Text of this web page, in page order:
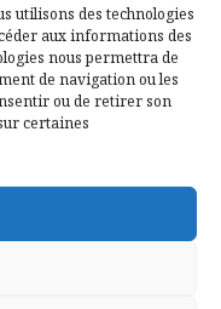
utilisons des technologies
aux informations des
nous permettra de
de navigation ou les
ou de retirer son
certaines